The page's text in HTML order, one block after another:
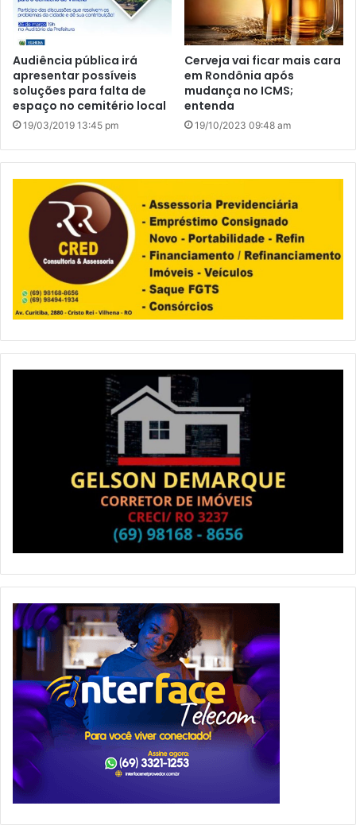
Audiência pública irá
apresentar possíveis
soluções para falta de
espaço no cemitério local
19/03/2019 13:45 pm
Cerveja vai ficar mais cara
em Rondônia após
mudança no ICMS;
entenda
19/10/2023 09:48 am